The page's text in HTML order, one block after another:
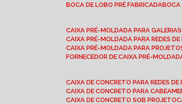
BOCA DE LOBO PRÉ FABRICADA
CAIXA PRÉ-MOLDADA PARA GALERIAS
CAIXA PRÉ-MOLDADA PARA REDES
CAIXA PRÉ-MOLDADA PARA
FORNECEDOR DE CAIXA PRÉ-
CAIXA DE CONCRETO PARA REDES
CAIXA DE CONCRETO PARA
CAIXA DE CONCRETO SOB PROJETO